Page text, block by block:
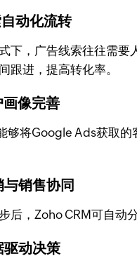
自动化流转
下，广告线索往往需要
跟进，提高转化率。
画像完善
够将Google Ads获取
与销售协同
后，Zoho CRM可自动
驱动决策